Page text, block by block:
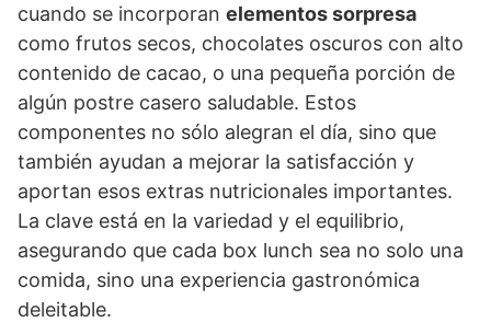
cuando se incorporan elementos sorpresa
como frutos secos, chocolates oscuros con alto
contenido de cacao, o una pequeña porción de
algún postre casero saludable. Estos
componentes no sólo alegran el día, sino que
también ayudan a mejorar la satisfacción y
aportan esos extras nutricionales importantes.
La clave está en la variedad y el equilibrio,
asegurando que cada box lunch sea no solo una
comida, sino una experiencia gastronómica
deleitable.